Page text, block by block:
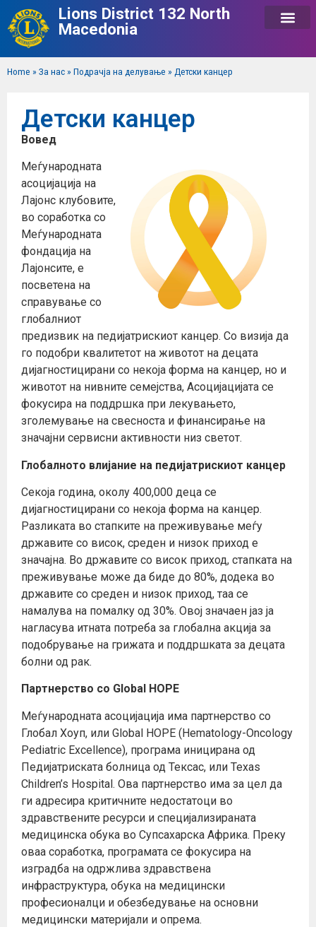
Lions District 132 North
Macedonia
Home » За нас» Подрачја на делување » Детски канцер
Детски канцер
Вовед
Меѓународната
асоцијација на
Лајонс клубовите,
во соработка со
Меѓународната
фондација на
Лајонсите, е
посветена на
справување со
глобалниот
предизвик на педијатрискиот канцер. Со визија да
го подобри квалитетот на животот на децата
дијагностицирани со некоја форма на канцер, но и
животот на нивните семејства, Асоцијацијата се
фокусира на поддршка при лекувањето,
зголемување на свесноста и финансирање на
значајни сервисни активности низ светот.
Глобалното влијание на педијатрискиот канцер
Секоја година, околу 400,000 деца се
дијагностицирани со некоја форма на канцер.
Разликата во стапките на преживување меѓу
државите со висок, среден и низок приход е
значајна. Во државите со висок приход, стапката на
преживување може да биде до 80%, додека во
државите со среден и низок приход, таа се
намалува на помалку од 30%. Овој значаен јаз ја
нагласува итната потреба за глобална акција за
подобрување на грижата и поддршката за децата
болни од рак.
Партнерство со Global HOPE
Меѓународната асоцијација има партнерство со
Глобал Хоуп, или Global HOPE (Hematology-Oncology
Pediatric Excellence), програма иницирана од
Педијатриската болница од Тексас, или Texas
Children’s Hospital. Ова партнерство има за цел да
ги адресира критичните недостатоци во
здравствените ресурси и специјализираната
медицинска обука во Супсахарска Африка. Преку
оваа соработка, програмата се фокусира на
изградба на одржлива здравствена
инфраструктура, обука на медицински
професионалци и обезбедување на основни
медицински материјали и опрема.